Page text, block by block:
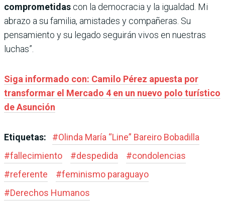
comprometidas con la democracia y la igualdad. Mi
abrazo a su familia, amistades y compañeras. Su
pensamiento y su legado seguirán vivos en nuestras
luchas”.
Siga informado con: Camilo Pérez apuesta por
transformar el Mercado 4 en un nuevo polo turístico
de Asunción
Etiquetas: #Olinda María “Line” Bareiro Bobadilla
#fallecimiento #despedida #condolencias
#referente #feminismo paraguayo
#Derechos Humanos